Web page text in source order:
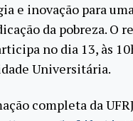
e inovação para
da pobreza. O
no dia 13, às
Universitária.
completa da